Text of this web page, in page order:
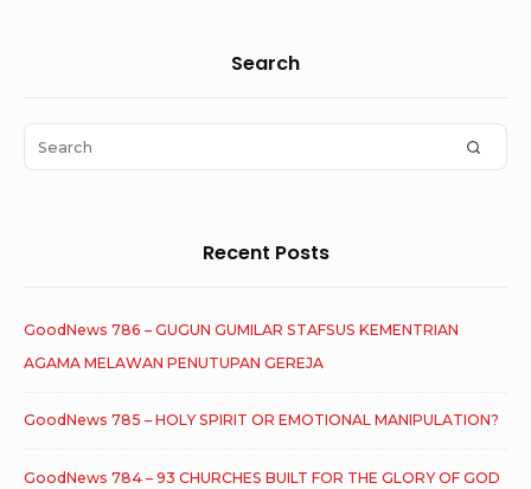
Area
Search
Search
for:
Recent Posts
GoodNews 786 – GUGUN GUMILAR STAFSUS KEMENTRIAN
AGAMA MELAWAN PENUTUPAN GEREJA
GoodNews 785 – HOLY SPIRIT OR EMOTIONAL MANIPULATION?
GoodNews 784 – 93 CHURCHES BUILT FOR THE GLORY OF GOD